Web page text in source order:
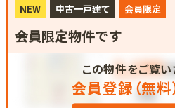
NEW 中古一戸建て 会員限定
会員限定物件です
この物件をご覧い
会員登録（無料